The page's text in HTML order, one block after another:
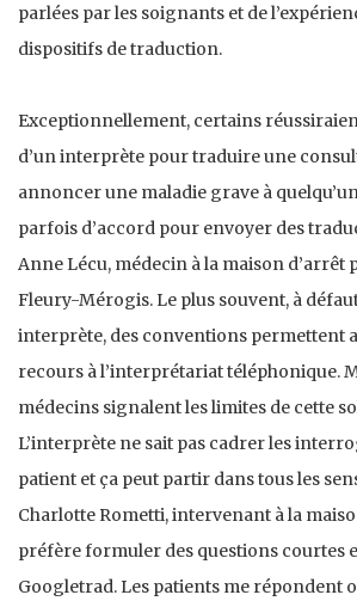
parlées par les soignants et de
dispositifs de traduction.
Exceptionnellement, certains
d’un interprète pour traduire une
annoncer une maladie grave à
parfois d’accord pour envoyer des
Anne Lécu, médecin à la maison d’arrêt
Fleury-Mérogis. Le plus souvent, à
interprète, des conventions permettent
recours à l’interprétariat téléphonique.
médecins signalent les limites de cette
L’interprète ne sait pas cadrer les
patient et ça peut partir dans tous les
Charlotte Rometti, intervenant à la
préfère formuler des questions courtes
Googletrad. Les patients me répondent